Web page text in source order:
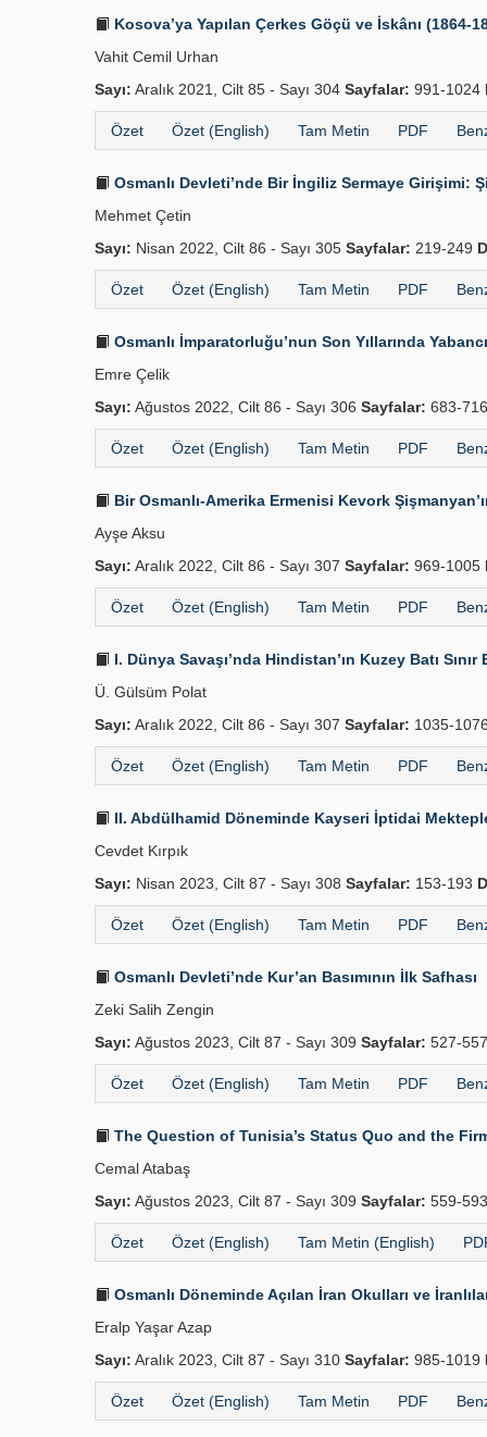
Kosova’ya Yapılan Çerkes Göçü ve İskânı (1864-
Vahit Cemil Urhan
Sayı: Aralık 2021, Cilt 85 - Sayı 304 Sayfalar: 991-1024
Özet Özet (English) Tam Metin PDF
Osmanlı Devleti’nde Bir İngiliz Sermaye Girişimi:
Mehmet Çetin
Sayı: Nisan 2022, Cilt 86 - Sayı 305 Sayfalar: 219-249
Özet Özet (English) Tam Metin PDF
Osmanlı İmparatorluğu’nun Son Yıllarında
Emre Çelik
Sayı: Ağustos 2022, Cilt 86 - Sayı 306 Sayfalar: 683-
Özet Özet (English) Tam Metin PDF
Bir Osmanlı-Amerika Ermenisi Kevork
Ayşe Aksu
Sayı: Aralık 2022, Cilt 86 - Sayı 307 Sayfalar: 969-1005
Özet Özet (English) Tam Metin PDF
I. Dünya Savaşı’nda Hindistan’ın Kuzey Batı
Ü. Gülsüm Polat
Sayı: Aralık 2022, Cilt 86 - Sayı 307 Sayfalar: 1035-
Özet Özet (English) Tam Metin PDF
II. Abdülhamid Döneminde Kayseri İptidai
Cevdet Kırpık
Sayı: Nisan 2023, Cilt 87 - Sayı 308 Sayfalar: 153-193
Özet Özet (English) Tam Metin PDF
Osmanlı Devleti’nde Kur’an Basımının İlk Safhası
Zeki Salih Zengin
Sayı: Ağustos 2023, Cilt 87 - Sayı 309 Sayfalar: 527-
Özet Özet (English) Tam Metin PDF
The Question of Tunisia’s Status Quo and the
Cemal Atabaş
Sayı: Ağustos 2023, Cilt 87 - Sayı 309 Sayfalar: 559-
Özet Özet (English) Tam Metin (English)
Osmanlı Döneminde Açılan İran Okulları ve
Eralp Yaşar Azap
Sayı: Aralık 2023, Cilt 87 - Sayı 310 Sayfalar: 985-1019
Özet Özet (English) Tam Metin PDF